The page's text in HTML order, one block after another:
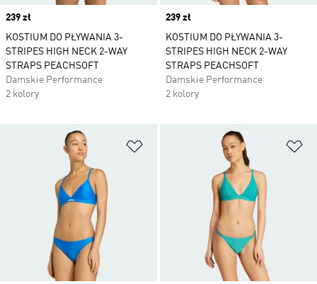
Price
239 zł
KOSTIUM DO PŁYWANIA 3-
STRIPES HIGH NECK 2-WAY
STRAPS PEACHSOFT
Damskie Performance
2 kolory
Price
239 zł
KOSTIUM DO PŁYWANIA 3-
STRIPES HIGH NECK 2-WAY
STRAPS PEACHSOFT
Damskie Performance
2 kolory
Dodaj do listy życzeń